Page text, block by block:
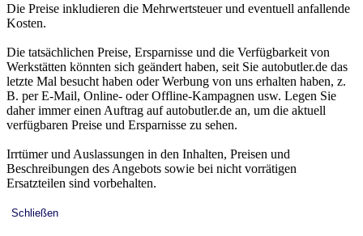
Die Preise inkludieren die Mehrwertsteuer und eventuell anfallende
Kosten.
Die tatsächlichen Preise, Ersparnisse und die Verfügbarkeit von
Werkstätten könnten sich geändert haben, seit Sie autobutler.de das
letzte Mal besucht haben oder Werbung von uns erhalten haben, z.
B. per E-Mail, Online- oder Offline-Kampagnen usw. Legen Sie
daher immer einen Auftrag auf autobutler.de an, um die aktuell
verfügbaren Preise und Ersparnisse zu sehen.
Irrtümer und Auslassungen in den Inhalten, Preisen und
Beschreibungen des Angebots sowie bei nicht vorrätigen
Ersatzteilen sind vorbehalten.
Schließen